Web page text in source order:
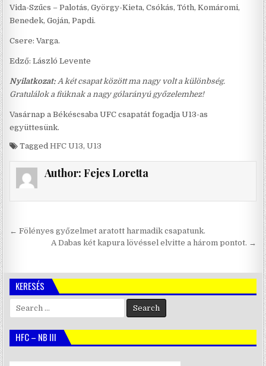
Vida-Szűcs – Palotás, György-Kieta, Csókás, Tóth, Komáromi,
Benedek, Goján, Papdi.
Csere: Varga.
Edző: László Levente
Nyilatkozat: A két csapat között ma nagy volt a különbség.
Gratulálok a fiúknak a nagy gólarányú győzelemhez!
Vasárnap a Békéscsaba UFC csapatát fogadja U13-as
együttesünk.
TaggedHFC U13,U13
Author: Fejes Loretta
Bejegyzés
navigáció
← Fölényes győzelmet aratott harmadik csapatunk.
A Dabas két kapura lövéssel elvitte a három pontot. →
KERESÉS
HFC – NB III